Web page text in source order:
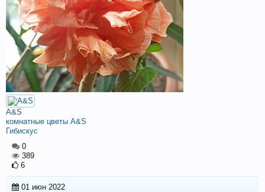
A&S
комнатные цветы A&S
Гибискус
0
389
6
01 июн 2022